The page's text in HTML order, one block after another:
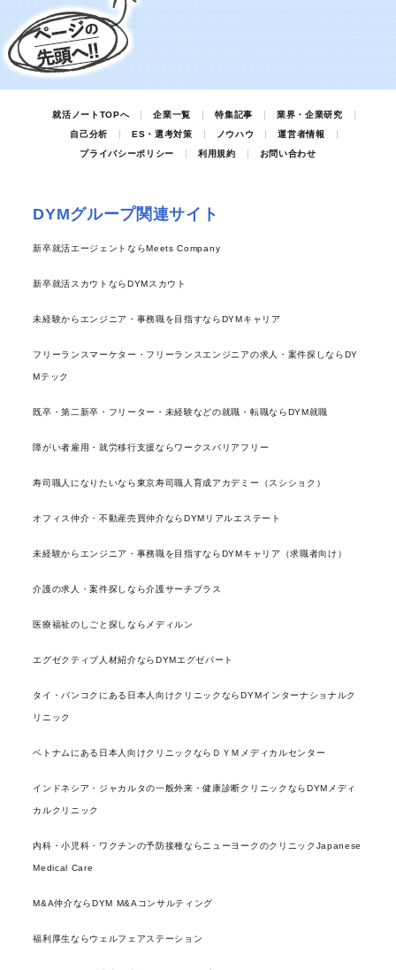
就活ノートTOPへ 企業一覧 特集記事
業界・企業研究
自己分析
ES・選考対策 ノウハウ
運営者情報
プライバシーポリシー
利用規約 お問い合わせ
DYMグループ関連サイト
新卒就活エージェントならMeets Company
新卒就活スカウトならDYMスカウト
未経験からエンジニア・事務職を目指すならDYMキャリア
フリーランスマーケター・フリーランスエンジニアの求人・案件探しならDY
Mテック
既卒・第二新卒・フリーター・未経験などの就職・転職ならDYM就職
障がい者雇用・就労移行支援ならワークスバリアフリー
寿司職人になりたいなら東京寿司職人育成アカデミー（スシショク）
オフィス仲介・不動産売買仲介ならDYMリアルエステート
未経験からエンジニア・事務職を目指すならDYMキャリア（求職者向け）
介護の求人・案件探しなら介護サーチプラス
医療福祉のしごと探しならメディルン
エグゼクティブ人材紹介ならDYMエグゼパート
タイ・バンコクにある日本人向けクリニックならDYMインターナショナルク
リニック
ベトナムにある日本人向けクリニックならＤＹＭメディカルセンター
インドネシア・ジャカルタの一般外来・健康診断クリニックならDYMメディ
カルクリニック
内科・小児科・ワクチンの予防接種ならニューヨークのクリニックJapanese
Medical Care
M&A仲介ならDYM M&Aコンサルティング
福利厚生ならウェルフェアステーション